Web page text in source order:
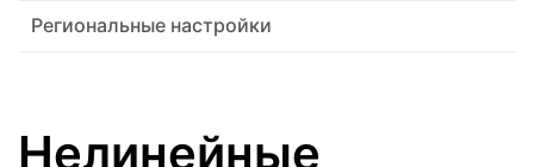
Региональные настройки
Нелинейные